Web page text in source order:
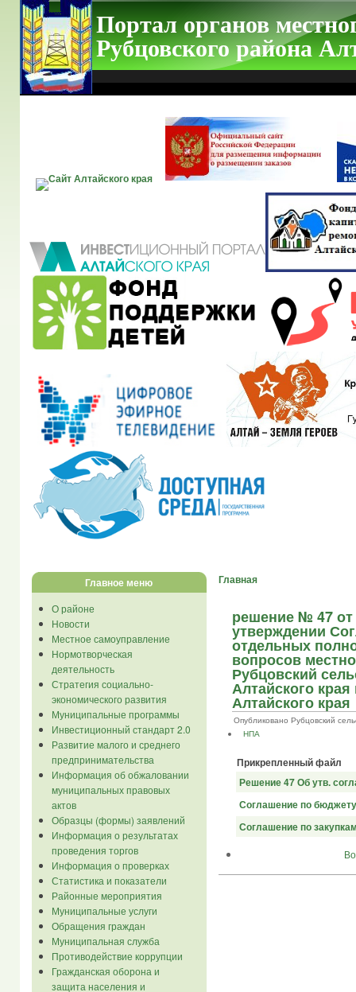
Портал органов
Рубцовского района
Главное меню
О районе
Новости
Местное самоуправление
Нормотворческая
деятельность
Стратегия социально-
экономического развития
Муниципальные программы
Инвестиционный стандарт 2.0
Развитие малого и среднего
предпринимательства
Информация об обжаловании
муниципальных правовых
актов
Образцы (формы) заявлений
Информация о результатах
проведения торгов
Информация о проверках
Статистика и показатели
Районные мероприятия
Муниципальные услуги
Обращения граждан
Муниципальная служба
Противодействие коррупции
Гражданская оборона и
защита населения и
Главная
решение № 47 от
утверждении
отдельных
вопросов
Рубцовский
Алтайского
Алтайского края
Опубликовано Рубцовский
НПА
Прикрепленный файл
Решение 47 Об утв.
Соглашение по
Соглашение по